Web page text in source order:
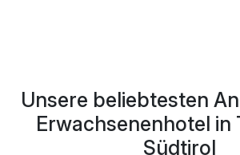
Unsere beliebtesten
Erwachsenenhotel in
Südtirol